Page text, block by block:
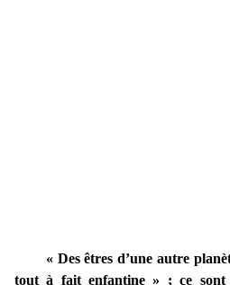
« Des êtres d’une autre
tout à fait enfantine » ; ce sont